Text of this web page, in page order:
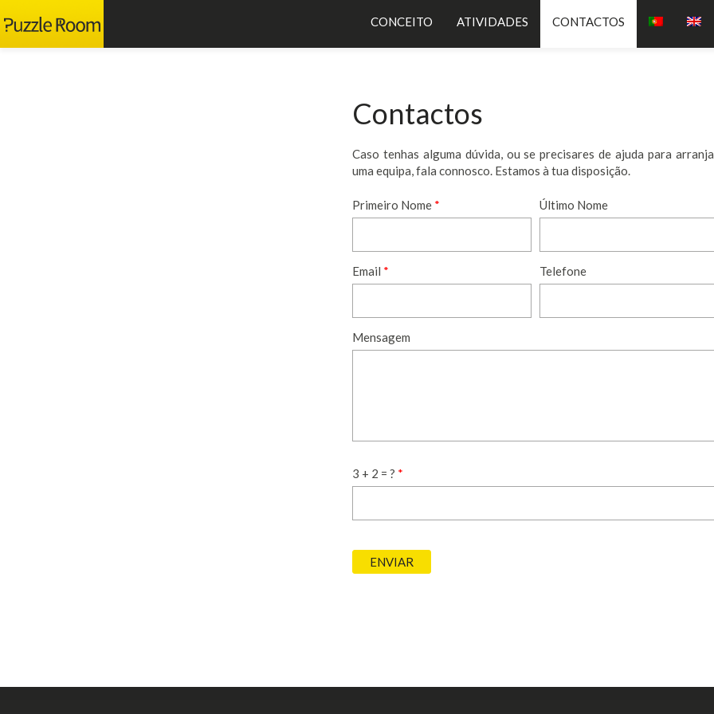
CONCEITO ATIVIDADES CONTACTOS
Contactos
Caso tenhas alguma dúvida, ou se precisares de ajuda para
uma equipa, fala connosco. Estamos à tua disposição.
Primeiro Nome * Último Nome
Email * Telefone
Mensagem
3 + 2 = ? *
ENVIAR